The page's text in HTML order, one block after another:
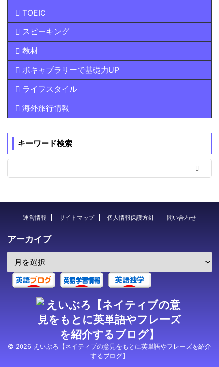
TOEIC
スピーキング
教材
ボキャブラリーで基礎力UP
ライフスタイル
海外旅行情報
キーワード検索
運営情報 サイトマップ 個人情報保護方針 問い合わせ
アーカイブ
© 2026 えいぶろ【ネイティブの意見をもとに英単語やフレーズを紹介
するブログ】